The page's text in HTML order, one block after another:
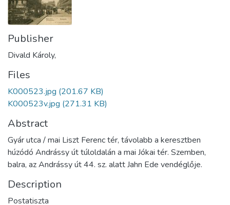
Publisher
Divald Károly,
Files
K000523.jpg (201.67 KB)
K000523v.jpg (271.31 KB)
Abstract
Gyár utca / mai Liszt Ferenc tér, távolabb a keresztben
húzódó Andrássy út túloldalán a mai Jókai tér. Szemben,
balra, az Andrássy út 44. sz. alatt Jahn Ede vendéglője.
Description
Postatiszta